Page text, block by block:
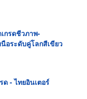
กรดชีวภาพ-
อระดับคู่โลกสีเขียว
- ไทยอินเตอร์